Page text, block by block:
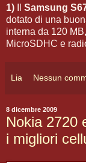
1) Samsung
dotato di una
interna da 120
MicroSDHC e
Lia Nessun
8 dicembre 2009
Nokia 2720
i migliori